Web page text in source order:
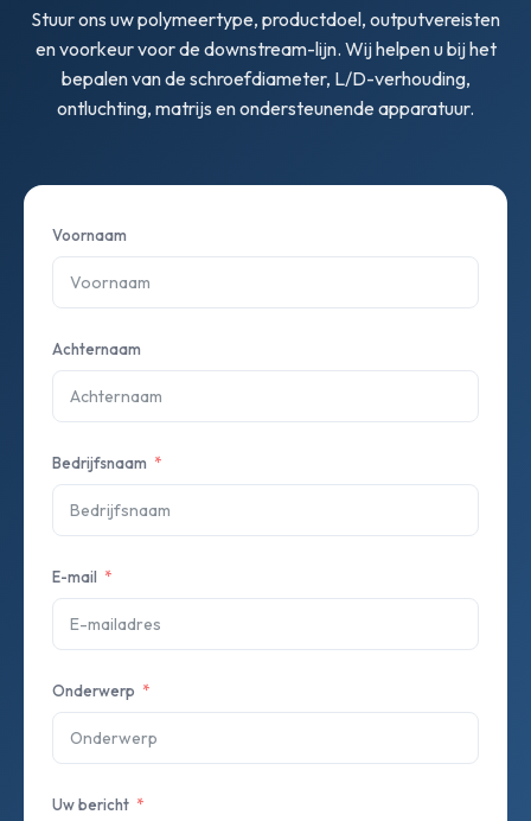
Stuur ons uw polymeertype, productdoel, outputvereisten
en voorkeur voor de downstream-lijn. Wij helpen u bij het
bepalen van de schroefdiameter, L/D-verhouding,
ontluchting, matrijs en ondersteunende apparatuur.
Voornaam
Achternaam
Bedrijfsnaam
E-mail
Onderwerp
Uw bericht